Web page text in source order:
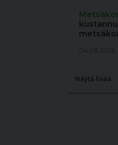
04.08.2026
Näytä lisää